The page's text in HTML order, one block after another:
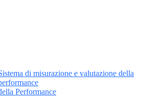
di misurazione e valutazione della
Performance